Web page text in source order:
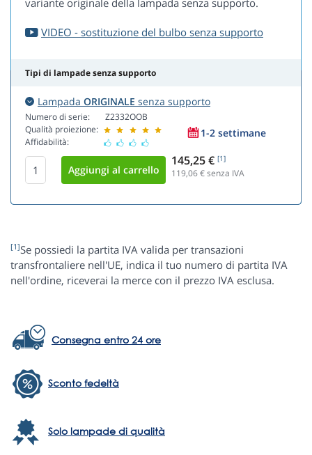
variante originale della lampada senza supporto.
VIDEO - sostituzione del bulbo senza supporto
Tipi di lampade senza supporto
Lampada ORIGINALE senza supporto
Numero di serie:
Qualità proiezione:
Affidabilità:
Z2332OOB
1-2 settimane
145,25 € [1]
119,06€ senza IVA
[1]Se possiedi la partita IVA valida per transazioni
transfrontaliere nell'UE, indica il tuo numero di partita IVA
nell'ordine, riceverai la merce con il prezzo IVA esclusa.
Consegna entro 24 ore
Sconto fedeltà
Solo lampade di qualità